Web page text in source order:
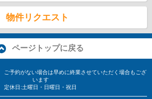
物件リクエスト
ページトップに戻る
予約がない場合は早めに終業させていただく場合もござ
います
定休日:土曜日・日曜日・祝日